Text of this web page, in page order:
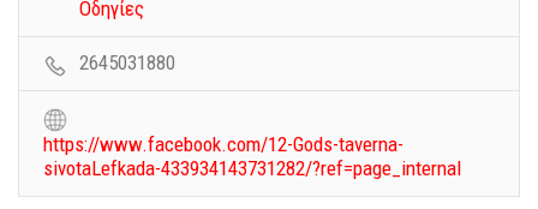
Οδηγίες
2645031880
https://www.facebook.com/12-Gods-taverna-
sivotaLefkada-433934143731282/?ref=page_internal